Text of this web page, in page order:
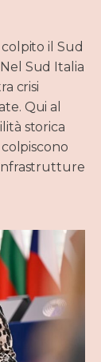
il Sud
Sud Italia
crisi
Qui al
storica